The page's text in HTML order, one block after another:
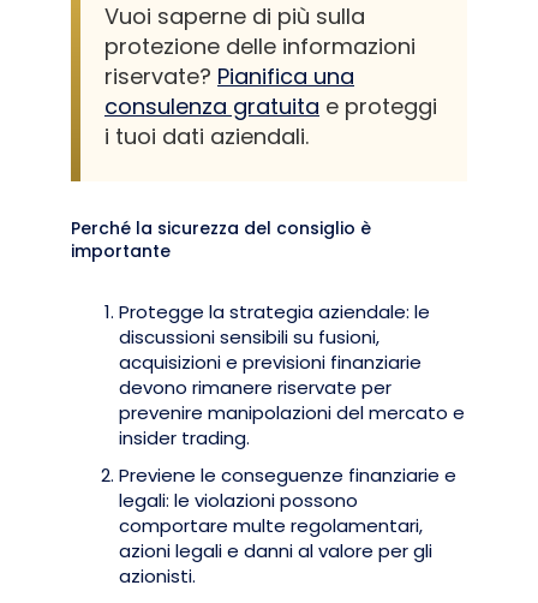
Vuoi saperne di più sulla
protezione delle informazioni
riservate? Pianifica una
consulenza gratuita e proteggi
i tuoi dati aziendali.
Perché la sicurezza del consiglio è
importante
Protegge la strategia aziendale: le
discussioni sensibili su fusioni,
acquisizioni e previsioni finanziarie
devono rimanere riservate per
prevenire manipolazioni del mercato e
insider trading.
Previene le conseguenze finanziarie e
legali: le violazioni possono
comportare multe regolamentari,
azioni legali e danni al valore per gli
azionisti.